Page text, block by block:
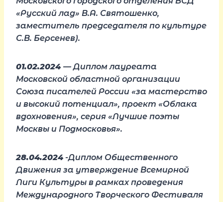
«Русский лад» В.А. Святошенко,
заместитель председателя по культуре
С.В. Берсенев).
01.02.2024 — Диплом лауреата
Московской областной организации
Союза писателей России «за мастерство
и высокий потенциал», проект «Облака
вдохновения», серия «Лучшие поэты
Москвы и Подмосковья».
28.04.2024 -Диплом Общественного
Движения за утверждение Всемирной
Лиги Культуры в рамках проведения
Международного Творческого Фестиваля